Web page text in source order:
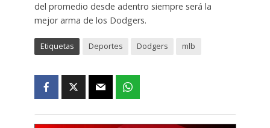
del promedio desde adentro siempre será la
mejor arma de los Dodgers.
Etiquetas Deportes Dodgers mlb